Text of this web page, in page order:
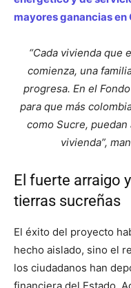
mayores ganancias en
“Cada vivienda que
comienza, una
progresa. En el
para que más
como Sucre,
vivienda”,
El fuerte arraigo
tierras sucreñas
El éxito del proyecto
hecho aislado, sino el
los ciudadanos han